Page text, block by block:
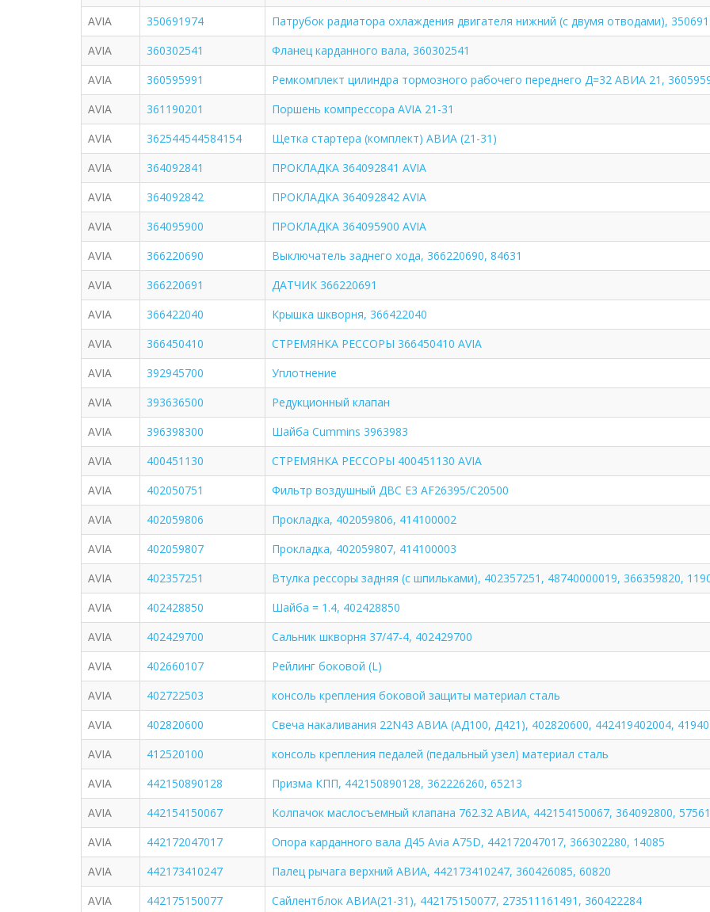
AVIA
350691974
Патрубок радиатора охлаждения двигателя нижний (с двумя отводами),
AVIA
360302541
Фланец карданного вала, 360302541
AVIA
360595991
Ремкомплект цилиндра тормозного рабочего переднего Д=32 АВИА 21,
AVIA
361190201
Поршень компрессора AVIA 21-31
AVIA
362544544584154
Щетка стартера (комплект) АВИА (21-31)
AVIA
364092841
ПРОКЛАДКА 364092841 AVIA
AVIA
364092842
ПРОКЛАДКА 364092842 AVIA
AVIA
364095900
ПРОКЛАДКА 364095900 AVIA
AVIA
366220690
Выключатель заднего хода, 366220690, 84631
AVIA
366220691
ДАТЧИК 366220691
AVIA
366422040
Крышка шкворня, 366422040
AVIA
366450410
СТРЕМЯНКА РЕССОРЫ 366450410 AVIA
AVIA
392945700
Уплотнение
AVIA
393636500
Редукционный клапан
AVIA
396398300
Шайба Cummins 3963983
AVIA
400451130
СТРЕМЯНКА РЕССОРЫ 400451130 AVIA
AVIA
402050751
Фильтр воздушный ДВС E3 AF26395/С20500
AVIA
402059806
Прокладка, 402059806, 414100002
AVIA
402059807
Прокладка, 402059807, 414100003
AVIA
402357251
Втулка рессоры задняя (с шпильками), 402357251, 48740000019, 366359820,
AVIA
402428850
Шайба = 1.4, 402428850
AVIA
402429700
Сальник шкворня 37/47-4, 402429700
AVIA
402660107
Рейлинг боковой (L)
AVIA
402722503
консоль крепления боковой защиты материал сталь
AVIA
402820600
Свеча накаливания 22N43 АВИА (АД100, Д421), 402820600, 442419402004,
AVIA
412520100
консоль крепления педалей (педальный узел) материал сталь
AVIA
442150890128
Призма КПП, 442150890128, 362226260, 65213
AVIA
442154150067
Колпачок маслосъемный клапана 762.32 АВИА, 442154150067, 364092800, 57561
AVIA
442172047017
Опора карданного вала Д45 Avia A75D, 442172047017, 366302280, 14085
AVIA
442173410247
Палец рычага верхний АВИА, 442173410247, 360426085, 60820
AVIA
442175150077
Сайлентблок АВИА(21-31), 442175150077, 273511161491, 360422284